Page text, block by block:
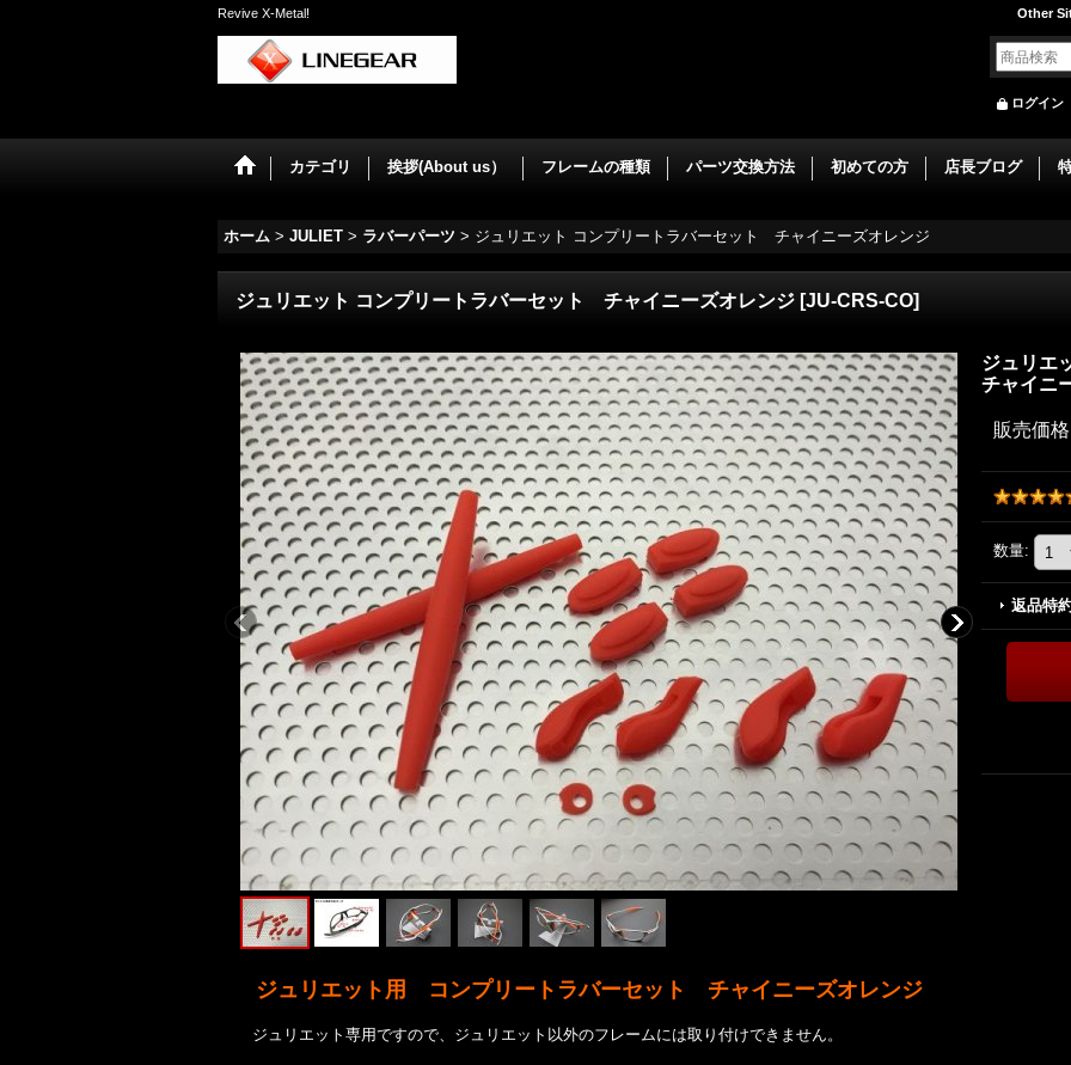
Revive X-Metal! Other
ログイン
カテゴリ 挨拶(About us） フレームの種類 パーツ交換方法 初めての方 店長ブログ
ホーム > JULIET > ラバーパーツ > ジュリエット コンプリートラバーセット チャイニーズオレンジ
ジュリエット コンプリートラバーセット チャイニーズオレンジ [JU-CRS-CO]
ジュリエ
チャイニ
販売価格
数量:
返品特
ジュリエット用 コンプリートラバーセット チャイニーズオレンジ
ジュリエット専用ですので、ジュリエット以外のフレームには取り付けできません。